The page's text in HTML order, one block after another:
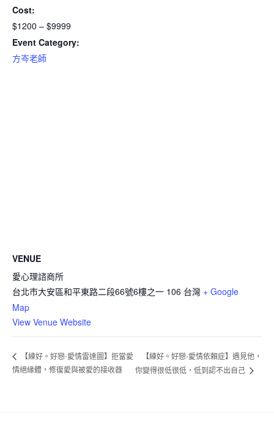
Cost:
$1200 – $9999
Event Category:
方岑老師
VENUE
愛心理諮商所
台北市大安區和平東路二段66號6樓之一 106 台灣 + Google
Map
View Venue Website
【練好。好戀-愛情雷達圖】拒當愛
情絕緣體，修復愛與被愛的接收器
【練好。好戀-愛情依賴症】遇見他，
你變得很低很低，低到認不出自己